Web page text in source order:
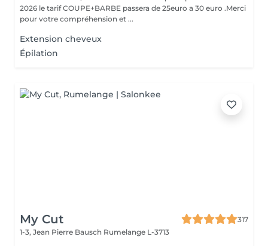
2026 le tarif COUPE+BARBE passera de 25euro a 30 euro .Merci
pour votre compréhension et ...
Extension cheveux
Épilation
My Cut
317
1-3, Jean Pierre Bausch Rumelange L-3713